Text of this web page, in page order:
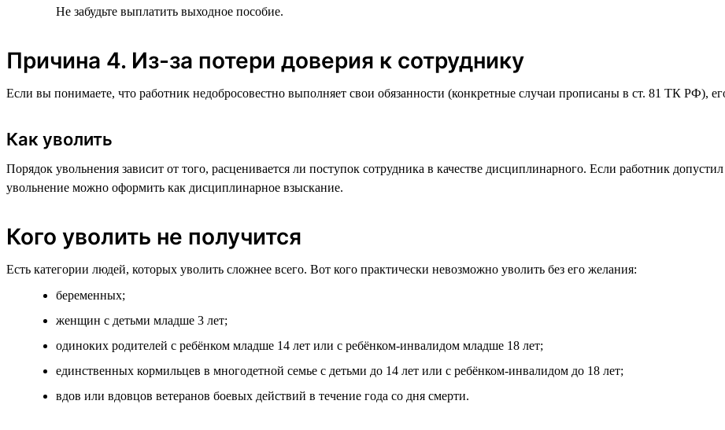
Не забудьте выплатить выходное пособие.
Причина 4. Из-за потери доверия к сотруднику
Если вы понимаете, что работник недобросовестно выполняет свои обязанности (конкретные случаи прописаны в ст. 81 ТК РФ),
Как уволить
Порядок увольнения зависит от того, расценивается ли поступок сотрудника в качестве дисциплинарного. Если работник
увольнение можно оформить как дисциплинарное взыскание.
Кого уволить не получится
Есть категории людей, которых уволить сложнее всего. Вот кого практически невозможно уволить без его желания:
беременных;
женщин с детьми младше 3 лет;
одиноких родителей с ребёнком младше 14 лет или с ребёнком-инвалидом младше 18 лет;
единственных кормильцев в многодетной семье с детьми до 14 лет или с ребёнком-инвалидом до 18 лет;
вдов или вдовцов ветеранов боевых действий в течение года со дня смерти.